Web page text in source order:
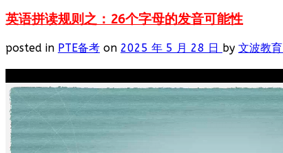
英语拼读规则之：26个字母的发音可能性
posted in PTE备考 on 2025 年 5 月 28 日 by 文波教育